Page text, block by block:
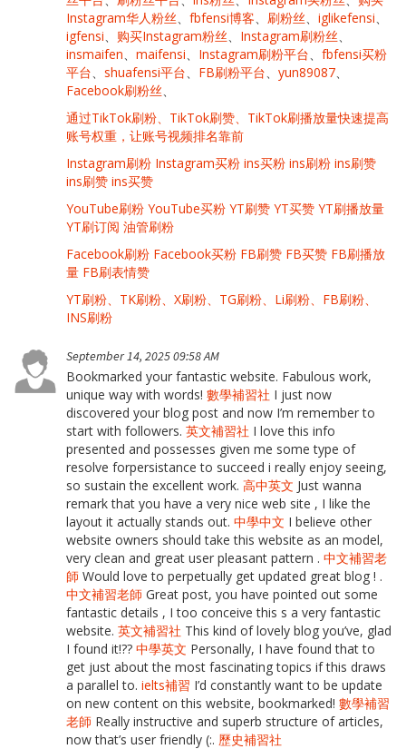
Instagram华人粉丝
fbfensi博客 刷粉丝 iglikefensi
igfensi
购买Instagram粉丝 Instagram刷粉丝
insmaifen
maifensi Instagram刷粉平台
fbfensi买粉
平台
shuafensi平台 FB刷粉平台 yun89087
Facebook刷粉丝
通过TikTok刷粉、TikTok刷赞、TikTok刷播放量快速提高
账号权重，让账号视频排名靠前
Instagram刷粉 Instagram买粉 ins买粉 ins刷粉 ins刷赞
ins刷赞 ins买赞
YouTube刷粉 YouTube买粉 YT刷赞 YT买赞 YT刷播放量
YT刷订阅 油管刷粉
Facebook刷粉 Facebook买粉 FB刷赞 FB买赞 FB刷播放
量 FB刷表情赞
YT刷粉、TK刷粉、X刷粉、TG刷粉、Li刷粉、FB刷粉、
INS刷粉
September 14, 2025 09:58 AM
Bookmarked your fantastic website. Fabulous work,
unique way with words! 數學補習社 I just now
discovered your blog post and now I’m remember to
start with followers. 英文補習社 I love this info
presented and possesses given me some type of
resolve forpersistance to succeed i really enjoy seeing,
so sustain the excellent work. 高中英文 Just wanna
remark that you have a very nice web site , I like the
layout it actually stands out. 中學中文 I believe other
website owners should take this website as an model,
very clean and great user pleasant pattern . 中文補習老
師 Would love to perpetually get updated great blog ! .
中文補習老師 Great post, you have pointed out some
fantastic details , I too conceive this s a very fantastic
website. 英文補習社 This kind of lovely blog you’ve, glad
I found it!?? 中學英文 Personally, I have found that to
get just about the most fascinating topics if this draws
a parallel to. ielts補習 I’d constantly want to be update
on new content on this website, bookmarked! 數學補習
老師 Really instructive and superb structure of articles,
now that’s user friendly (:. 歷史補習社